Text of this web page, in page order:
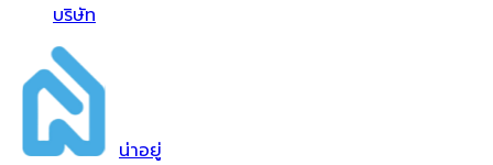
บริษัท
น่าอยู่